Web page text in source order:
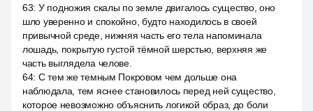
63: У подножия скалы по земле двигалось существо, оно
шло уверенно и спокойно, будто находилось в своей
привычной среде, нижняя часть его тела напоминала
лошадь, покрытую густой тёмной шерстью, верхняя же
часть выглядела челове.
64: С тем же темным Покровом чем дольше она
наблюдала, тем яснее становилось перед ней существо,
которое невозможно объяснить логикой образ, до боли